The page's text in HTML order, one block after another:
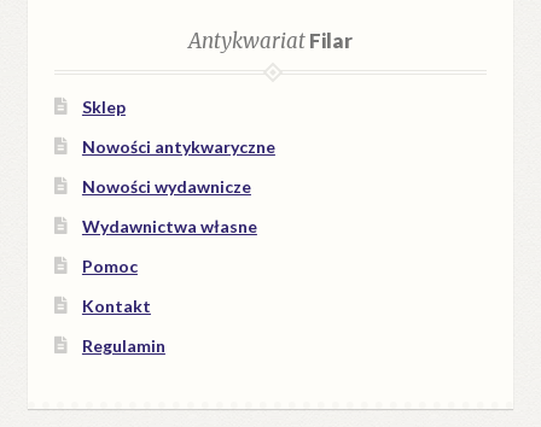
AntykwariatFilar
Sklep
Nowości antykwaryczne
Nowości wydawnicze
Wydawnictwa własne
Pomoc
Kontakt
Regulamin